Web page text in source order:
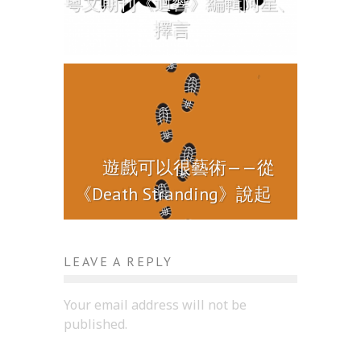
擇言
遊戲可以很藝術——從
《Death Stranding》說起
LEAVE A REPLY
Your email address will not be
published.